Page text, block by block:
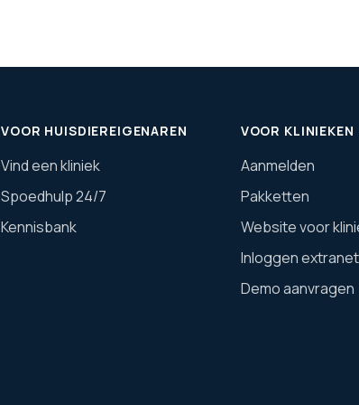
VOOR HUISDIEREIGENAREN
Vind een kliniek
Spoedhulp 24/7
Kennisbank
VOOR KLINIEKEN
Aanmelden
Pakketten
Website voor
Inloggen extranet
Demo aanvragen